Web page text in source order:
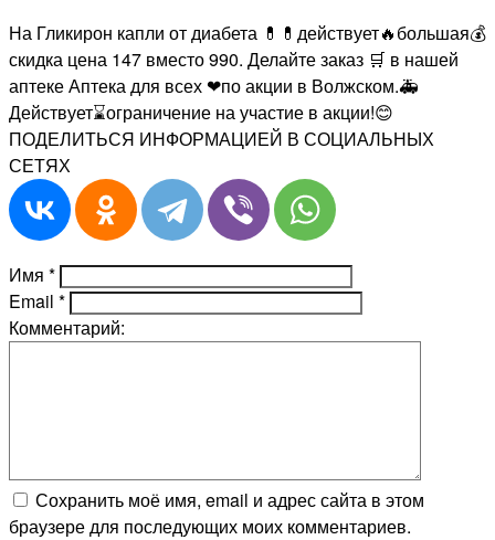
На Гликирон капли от диабета 💊💊действует🔥большая💰
скидка цена 147 вместо 990. Делайте заказ 🛒 в нашей
аптеке Аптека для всех ❤по акции в Волжском.🚑
Действует⌛ограничение на участие в акции!😊
ПОДЕЛИТЬСЯ ИНФОРМАЦИЕЙ В СОЦИАЛЬНЫХ
СЕТЯХ
Имя *
Email *
Комментарий:
Сохранить моё имя, email и адрес сайта в этом
браузере для последующих моих комментариев.